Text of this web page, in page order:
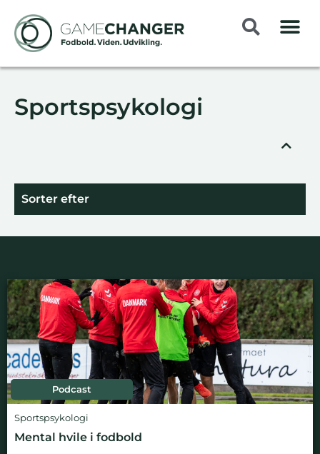
Sportspsykologi
Sorter efter
Podcast
Sportspsykologi
Mental hvile i fodbold